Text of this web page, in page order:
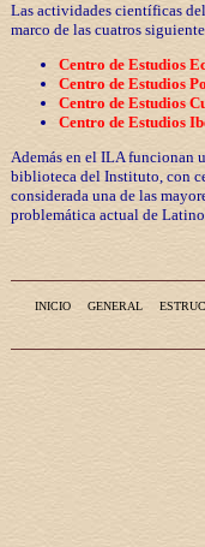
Las actividades científicas
marco de las cuatros
Centro de Estudios
Centro de Estudios
Centro de Estudios
Centro de Estudios
Además en el ILA funcionan
biblioteca del Instituto, con
considerada una de las
problemática actual de
INICIO GENERAL